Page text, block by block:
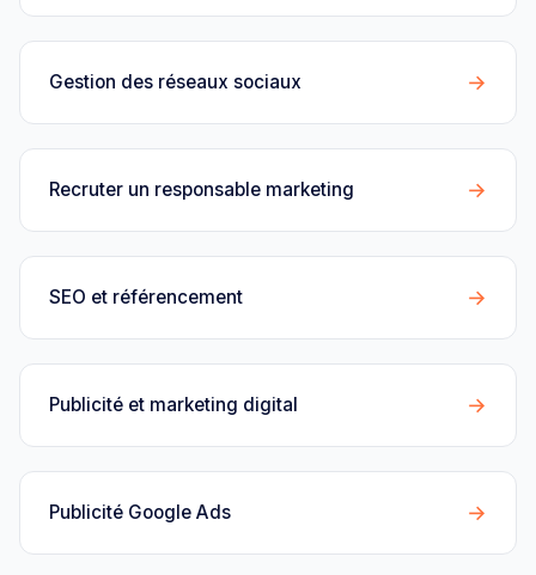
Gestion des réseaux sociaux →
Recruter un responsable marketing →
SEO et référencement →
Publicité et marketing digital →
Publicité Google Ads →